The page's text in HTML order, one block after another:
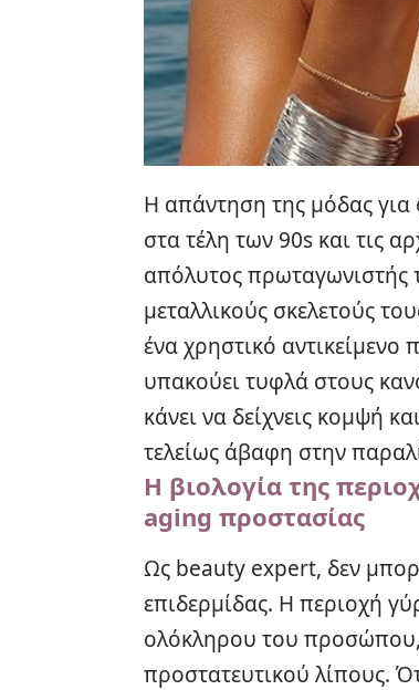
Η απάντηση της μόδας για
στα τέλη των 90s και τις
απόλυτος πρωταγωνιστής
μεταλλικούς σκελετούς
ένα χρηστικό
υπακούει τυφλά στους
κάνει να δείχνεις κομψή
τελείως άβαφη στην
Η βιολογία της
aging προστασίας
Ως beauty expert, δεν
επιδερμίδας. Η περιοχή
ολόκληρου του προσώπου,
προστατευτικού λίπους.